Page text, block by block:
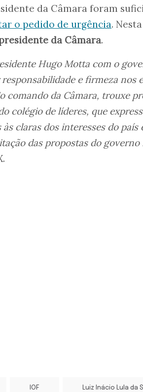
da Câmara foram
o pedido de urgência.
da Câmara.
Hugo Motta com o
e firmeza nos
comando da Câmara, trouxe
colégio de líderes, que
claras dos interesses do país
das propostas do governo
IOF Luiz Inácio Lula da